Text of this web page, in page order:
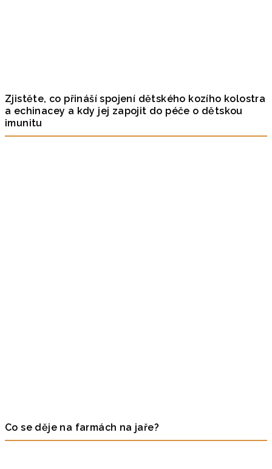
Zjistěte, co přináší spojení dětského kozího kolostra
a echinacey a kdy jej zapojit do péče o dětskou
imunitu
Co se děje na farmách na jaře?